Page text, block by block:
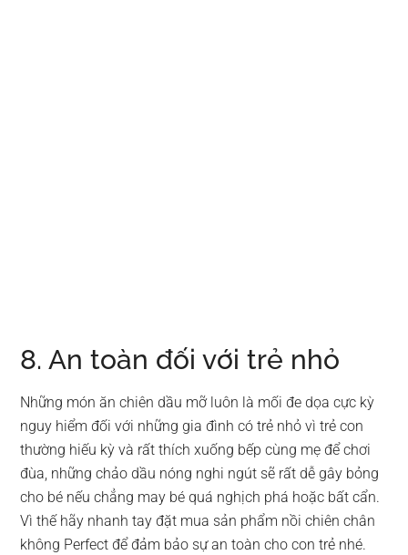
8. An toàn đối với trẻ nhỏ
Những món ăn chiên dầu mỡ luôn là mối đe dọa cực kỳ
nguy hiểm đối với những gia đình có trẻ nhỏ vì trẻ con
thường hiếu kỳ và rất thích xuống bếp cùng mẹ để chơi
đùa, những chảo dầu nóng nghi ngút sẽ rất dễ gây bỏng
cho bé nếu chẳng may bé quá nghịch phá hoặc bất cẩn.
Vì thế hãy nhanh tay đặt mua sản phẩm nồi chiên chân
không Perfect để đảm bảo sự an toàn cho con trẻ nhé.